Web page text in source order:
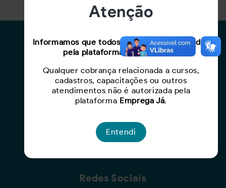
Para Candidatos
Cadastro de Currículo
Capacite-se
Criar Oportunidade
Redes Sociais
Atenção
Informamos que todos os serviços oferecidos
pela plataforma são gratuitos.
Qualquer cobrança relacionada a cursos,
cadastros, capacitações ou outros
atendimentos não é autorizada pela
plataforma Emprega Já.
Entendi